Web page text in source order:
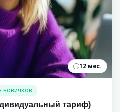
12 мес.
новичков
тариф)